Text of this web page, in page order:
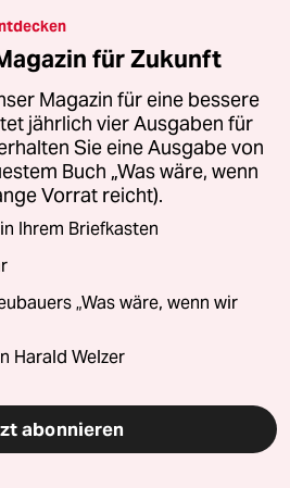
für Zukunft
Magazin für eine bessere
jährlich vier Ausgaben für
Sie eine Ausgabe von
Buch „Was wäre, wenn
Vorrat reicht).
Ihrem Briefkasten
„Was wäre, wenn wir
Harald Welzer
abonnieren